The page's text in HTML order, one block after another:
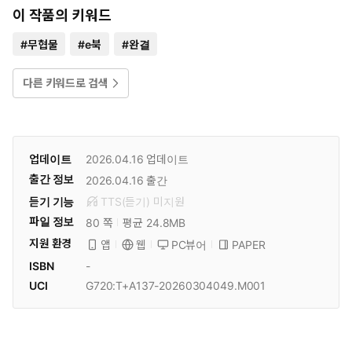
이 작품의 키워드
#무협물 #e북 #완결
다른 키워드로 검색
업데이트 2026.04.16 업데이트
출간 정보
2026.04.16 출간
듣기 기능
TTS(듣기) 미 지원
파일 정보
80 쪽
평균 24.8MB
지원 환경
앱 웹 PC뷰어
PAPER
ISBN
-
UCI
G720:T+A137-20260304049.M001